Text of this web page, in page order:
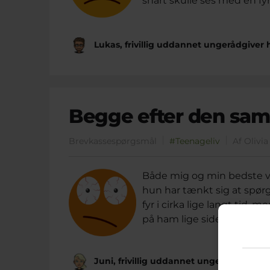
Lukas, frivillig uddannet ungerådgiver
Begge efter den
Brevkassespørgsmål #Teenageliv Af Olivia
Både mig og min bedste
hun har tænkt sig at
fyr i cirka lige langt tid,
på ham lige siden jeg så
Juni, frivillig uddannet ungerådgiver